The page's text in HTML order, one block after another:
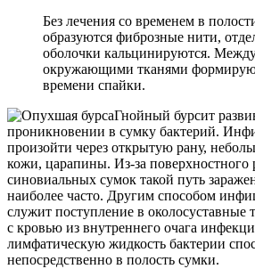
Без лечения со временем в
образуются фиброзные нити,
оболочки кальцинируются.
окружающими тканями
времени спайки.
Гнойный бурсит
проникновении в сумку бактерий.
произойти через открытую рану,
кожи, царапины. Из-за поверхностного
синовиальных сумок такой путь
наиболее часто. Другим способом
служит поступление в околосуставные
с кровью из внутреннего очага
лимфатическую жидкость бактерии
непосредственно в полость сумки.